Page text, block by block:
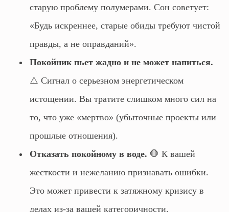
старую проблему полумерами. Сон советует:
«Будь искреннее, старые обиды требуют чистой
правды, а не оправданий».
Покойник пьет жадно и не может напиться.
⚠️ Сигнал о серьезном энергетическом
истощении. Вы тратите слишком много сил на
то, что уже «мертво» (убыточные проекты или
прошлые отношения).
Отказать покойному в воде. 🛑 К вашей
жесткости и нежеланию признавать ошибки.
Это может привести к затяжному кризису в
делах из-за вашей категоричности.